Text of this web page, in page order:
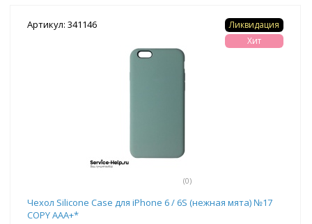
Артикул: 341146
(0)
Ликвидация
Хит
Чехол Silicone Case для iPhone 6 / 6S (нежная мята) №17
COPY AAA+*